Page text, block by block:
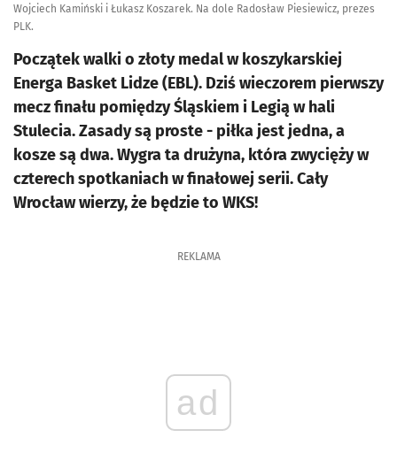
Wojciech Kamiński i Łukasz Koszarek. Na dole Radosław Piesiewicz, prezes
PLK.
Początek walki o złoty medal w koszykarskiej
Energa Basket Lidze (EBL). Dziś wieczorem pierwszy
mecz finału pomiędzy Śląskiem i Legią w hali
Stulecia. Zasady są proste - piłka jest jedna, a
kosze są dwa. Wygra ta drużyna, która zwycięży w
czterech spotkaniach w finałowej serii. Cały
Wrocław wierzy, że będzie to WKS!
REKLAMA
ad